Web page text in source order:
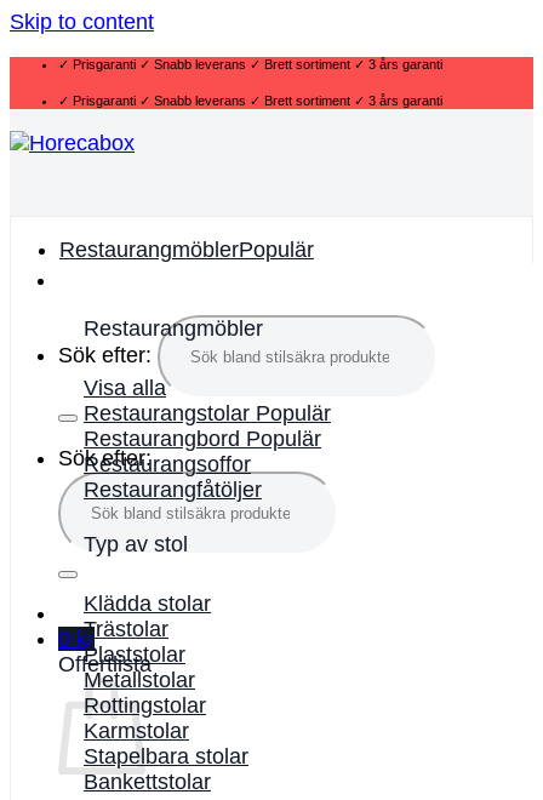
Skip to content
✓ Prisgaranti ✓ Snabb leverans ✓ Brett sortiment ✓ 3 års garanti
✓ Prisgaranti ✓ Snabb leverans ✓ Brett sortiment ✓ 3 års garanti
Sök efter:
Sök efter:
0 kr
Offertlista
Restaurangmöbler
Restaurangmöbler
Visa alla
Restaurangstolar
Restaurangbord
Restaurangsoffor
Restaurangfåtöljer
Typ av stol
Klädda stolar
Trästolar
Plaststolar
Metallstolar
Rottingstolar
Karmstolar
Stapelbara stolar
Bankettstolar